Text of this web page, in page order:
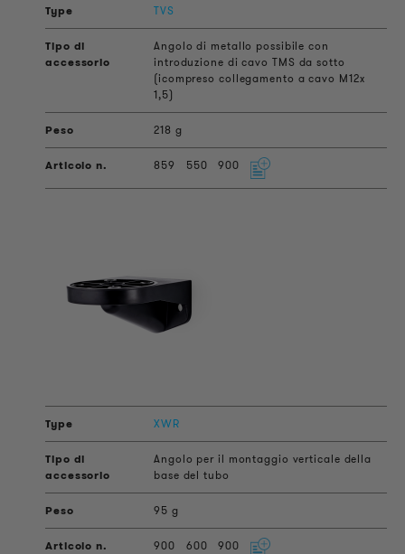
TVS
Angolo di metallo possibile con
introduzione di cavo TMS da sotto
(icompreso collegamento a cavo M12x
1,5)
218 g
859 550 900
XWR
Angolo per il montaggio verticale della
base del tubo
95 g
900 600 900